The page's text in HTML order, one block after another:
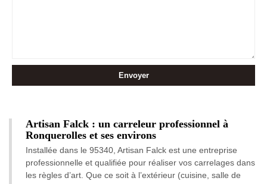
Artisan Falck : un carreleur professionnel à
Ronquerolles et ses environs
Installée dans le 95340, Artisan Falck est une entreprise
professionnelle et qualifiée pour réaliser vos carrelages dans
les règles d’art. Que ce soit à l’extérieur (cuisine, salle de